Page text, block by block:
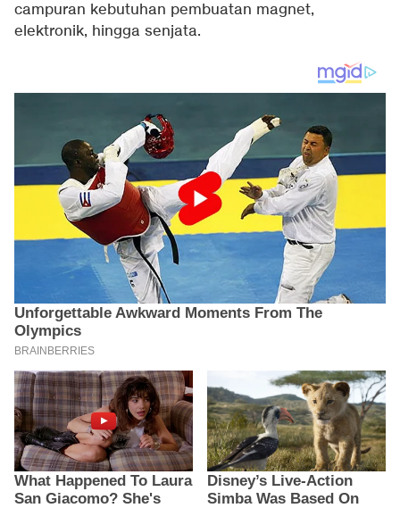
campuran kebutuhan pembuatan magnet,
elektronik, hingga senjata.